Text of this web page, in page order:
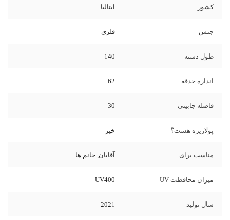
کشور ایتالیا
جنس فلزی
طول دسته 140
اندازه حدقه 62
فاصله جابینی 30
پولاریزه هست؟ خیر
مناسب برای آقایان, خانم ها
میزان محافظت UV UV400
سال تولید 2021